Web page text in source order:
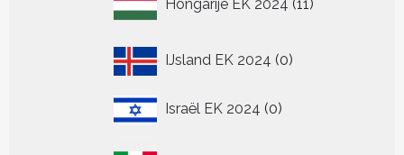
Hongarije EK 2024 11
producten
IJsland EK 2024 00
Israël EK 2024 00